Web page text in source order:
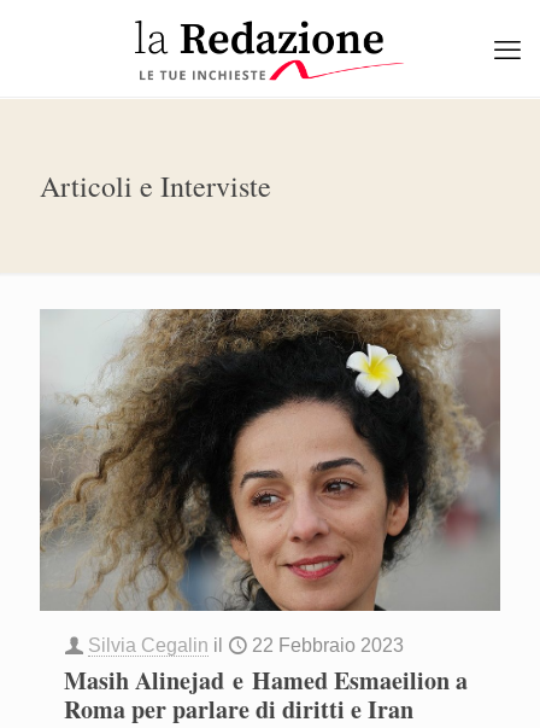
Articoli e Interviste
Silvia Cegalin il 22 Febbraio 2023
Masih Alinejad e Hamed Esmaeilion a
Roma per parlare di diritti e Iran